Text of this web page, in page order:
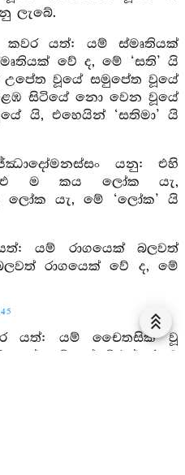
ලැබේ.
කවර යත්: යම් ස්මෘතියක්
වේ ද, මේ ‘සති’ යි
වූයේ සමුපේත වූයේ
සිටියේ නො වෙන වූයේ
යි, එහෙයින් ‘සතිමා’ යි
යනු: එහි
එ ම කය ලෝක යැ,
ලෝක යැ, මේ ‘ලෝක’ යි
යම් රාගයෙක් බලවත්
රාගයෙක් වේ ද, මේ
යත්: යම් චෛතසික වූ
චේතෝසම්ඵස්සජ වූ